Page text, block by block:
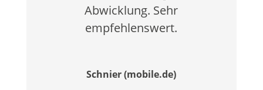
Abwicklung. Sehr
empfehlenswert.
Schnier (mobile.de)